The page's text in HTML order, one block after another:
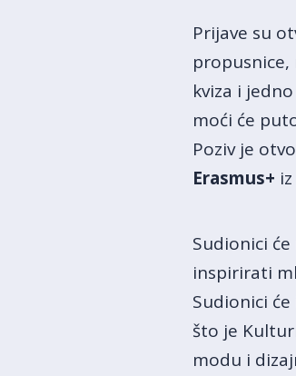
Prijave su
kviza i
moći će
Poziv je
Erasmus+
Sudionici
inspirirati
Sudionici
što je
modu i